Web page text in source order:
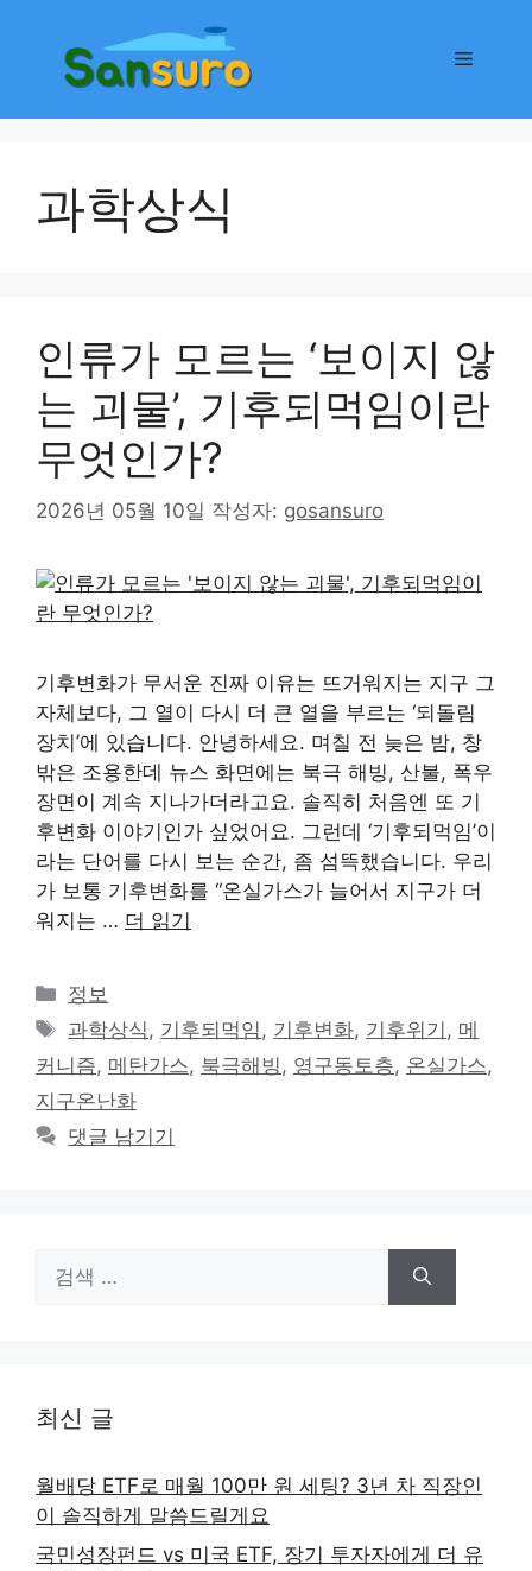
메
과학상식
인류가 모르는 ‘보이지 않
는 괴물’, 기후되먹임이란
무엇인가?
2026년 05월 10일 작성자: gosansuro
기후변화가 무서운 진짜 이유는 뜨거워지는 지구 그
자체보다, 그 열이 다시 더 큰 열을 부르는 ‘되돌림
장치’에 있습니다. 안녕하세요. 며칠 전 늦은 밤, 창
밖은 조용한데 뉴스 화면에는 북극 해빙, 산불, 폭우
장면이 계속 지나가더라고요. 솔직히 처음엔 또 기
후변화 이야기인가 싶었어요. 그런데 ‘기후되먹임’이
라는 단어를 다시 보는 순간, 좀 섬뜩했습니다. 우리
가 보통 기후변화를 “온실가스가 늘어서 지구가 더
워지는 … 더 읽기
카
테
고
리
정보
태
그
과학상식 , 기후되먹임 , 기후변화, 기후위기 , 메
커니즘, 메탄가스, 북극해빙 , 영구동토층, 온실가스,
지구온난화
댓글 남기기
색:
최신 글
월배당 ETF로 매월 100만 원 세팅? 3년 차 직장인
이 솔직하게 말씀드릴게요
국민성장펀드 vs 미국 ETF, 장기 투자자에게 더 유